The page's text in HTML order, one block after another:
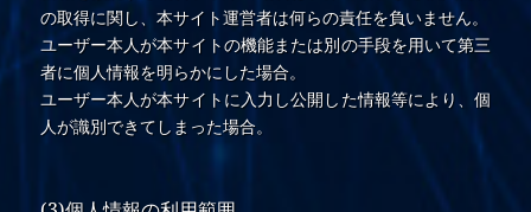
の取得に関し、本サイト運営者は何らの責任を負いません。
ユーザー本人が本サイトの機能または別の手段を用いて第三
者に個人情報を明らかにした場合。
ユーザー本人が本サイトに入力し公開した情報等により、個
人が識別できてしまった場合。